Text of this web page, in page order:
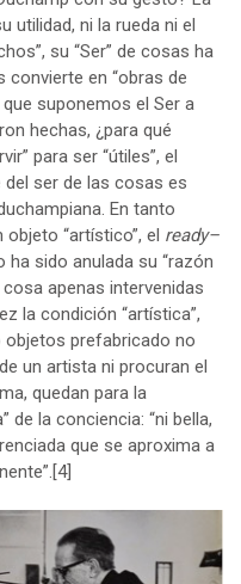
utilidad, ni la rueda ni el
su “Ser” de cosas ha
en “obras de
suponemos el Ser a
hechas, ¿para qué
para ser “útiles”, el
ser de las cosas es
En tanto
“artístico”, el ready–
sido anulada su “razón
cosa apenas intervenidas
la condición “artística”,
prefabricado no
un artista ni procuran el
quedan para la
de la conciencia: “ni bella,
que se aproxima a
[4]